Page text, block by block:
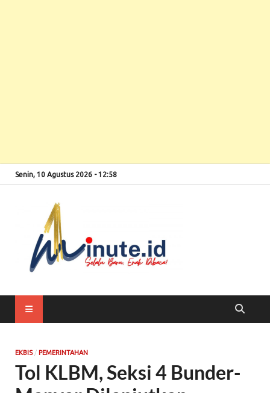
Senin, 10 Agustus 2026 - 12:58
EKBIS/ PEMERINTAHAN
Tol KLBM, Seksi 4 Bunder-